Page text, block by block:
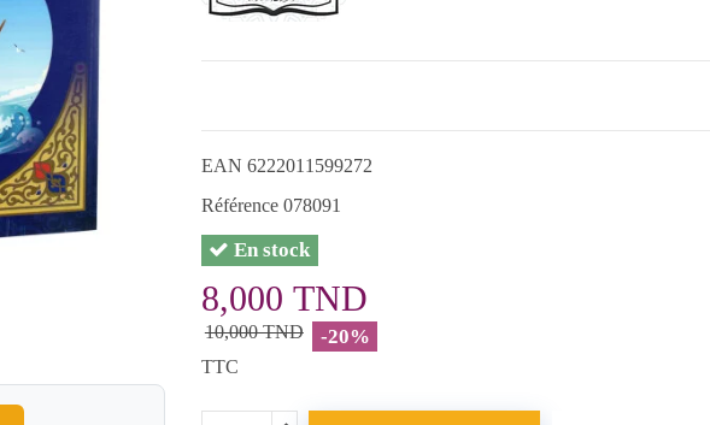
EAN 6222011599272
Référence 078091
En stock
8,000 TND
10,000 TND -20%
TTC